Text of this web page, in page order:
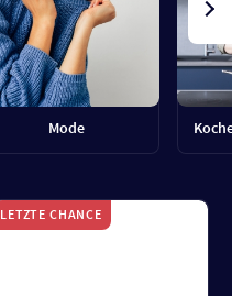
Mode
LETZTE CHANCE